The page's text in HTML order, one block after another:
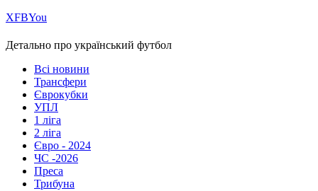
ХFBYou
Детально про український футбол
Всі новини
Трансфери
Єврокубки
УПЛ
1 ліга
2 ліга
Євро - 2024
ЧС -2026
Преса
Трибуна